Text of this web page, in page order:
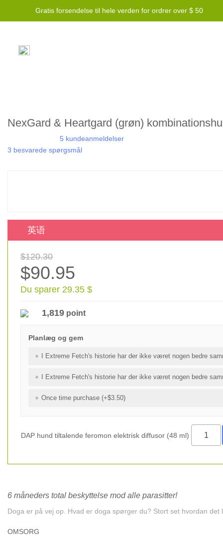
Gratis forsendelse til hele verden for ordrer over $ 50
NexGard & Heartgard (grøn)
5 kundeanmeldelser
3 besvarede spørgsmål
英语
$120.30
$90.95
Du sparer 29.35 $
1,819 point
Planlæg og gem
I Extreme Fetch's historie har der ikke været nogen bedre
I Extreme Fetch's historie har der ikke været nogen bedre
Once time purchase (+$3.50)
DAP hund tiltalende feromon elektrisk diffusor (48 ml)
6 måneders total beskyttelse mod alle parasitter!
Doga er på vej op. Hvad er doga spørger du? Stort set hvordan
OMSORG